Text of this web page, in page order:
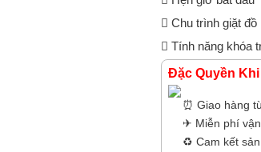
Chu trình giặt đồ
Tính năng khóa
Đặc Quyền Khi
⏰ Giao hàng
✈ Miễn phí
♻️ Cam kết